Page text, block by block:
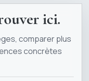
ici.
comparer plus
concrètes